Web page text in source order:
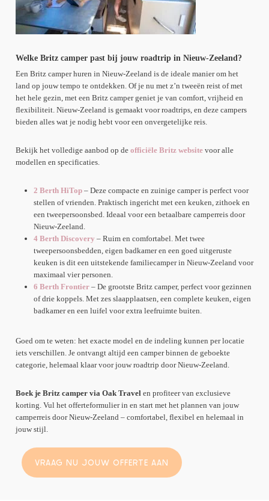
Welke Britz camper past bij jouw roadtrip in Nieuw-Zeeland?
Een Britz camper huren in Nieuw-Zeeland is de ideale manier om het
land op jouw tempo te ontdekken. Of je nu met z’n tweeën reist of met
het hele gezin, met een Britz camper geniet je van comfort, vrijheid en
flexibiliteit. Nieuw-Zeeland is gemaakt voor roadtrips, en deze campers
bieden alles wat je nodig hebt voor een onvergetelijke reis.
Bekijk het volledige aanbod op de officiële Britz websitevoor alle
modellen en specificaties.
2 Berth HiTop– Deze compacte en zuinige camper is perfect voor
stellen of vrienden. Praktisch ingericht met een keuken, zithoek en
een tweepersoonsbed. Ideaal voor een betaalbare camperreis door
Nieuw-Zeeland.
4 Berth Discovery – Ruim en comfortabel. Met twee
tweepersoonsbedden, eigen badkamer en een goed uitgeruste
keuken is dit een uitstekende familiecamper in Nieuw-Zeeland voor
maximaal vier personen.
6 Berth Frontier– De grootste Britz camper, perfect voor gezinnen
of drie koppels. Met zes slaapplaatsen, een complete keuken, eigen
badkamer en een luifel voor extra leefruimte buiten.
Goed om te weten: het exacte model en de indeling kunnen per locatie
iets verschillen. Je ontvangt altijd een camper binnen de geboekte
categorie, helemaal klaar voor jouw roadtrip door Nieuw-Zeeland.
Boek je Britz camper via Oak Travel en profiteer van exclusieve
korting. Vul het offerteformulier in en start met het plannen van jouw
camperreis door Nieuw-Zeeland – comfortabel, flexibel en helemaal in
jouw stijl.
VRAAG NU JOUW OFFERTE AAN